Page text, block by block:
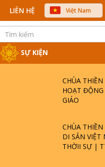
LIÊN HỆ
Việt Nam
中文
SỰ KIỆN
CHÙA
HOẠT
GIÁO
CHÙA
DI SẢN
THỜII SỰ |